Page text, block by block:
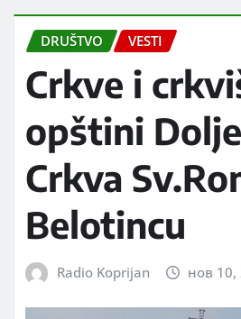
DRUŠTVO VESTI
Crkve i
opštini
Crkva
Belotincu
Radio Koprijan нов 10,